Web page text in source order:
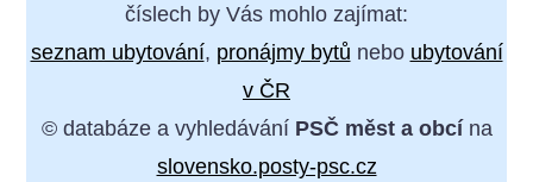
číslech by Vás mohlo zajímat:
seznam ubytování, pronájmy bytů nebo ubytování
v ČR
© databáze a vyhledávání PSČ měst a obcína
slovensko.posty-psc.cz